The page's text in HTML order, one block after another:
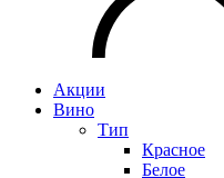
Акции
Вино
Тип
Красное
Белое